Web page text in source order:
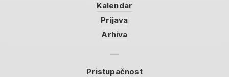
Kalendar
Prijava
Arhiva
Pristupačnost